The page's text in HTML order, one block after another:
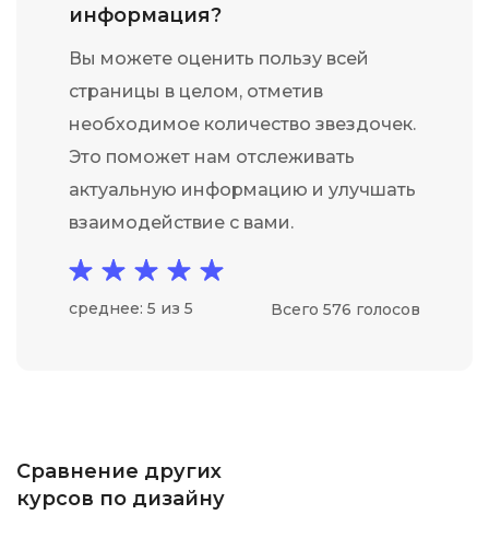
информация?
Вы можете оценить пользу всей
страницы в целом, отметив
необходимое количество звездочек.
Это поможет нам отслеживать
актуальную информацию и улучшать
взаимодействие с вами.
среднее: 5 из 5 Всего 576 голосов
Сравнение других
курсов по дизайну